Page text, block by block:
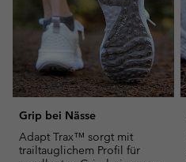
Grip bei Nässe
Adapt Trax™ sorgt mit
trailtauglichem Profil für